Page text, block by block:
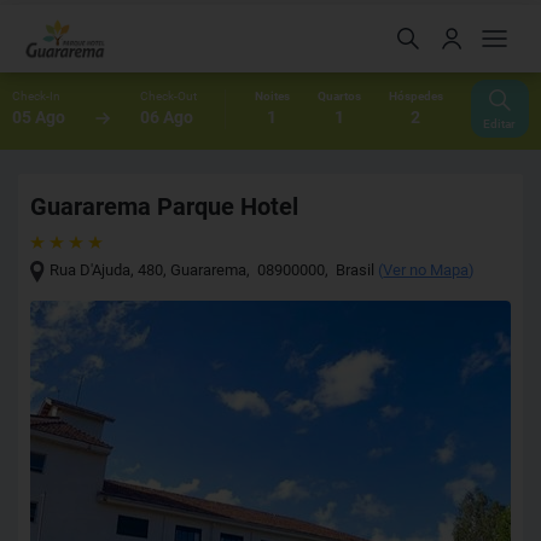
Check-In
05 Ago
Check-Out
06 Ago
Noites
1
Quartos
1
Hóspedes
2 Editar
Guararema Parque Hotel
Rua D'Ajuda, 480, Guararema, 08900000, Brasil (Ver no Mapa)